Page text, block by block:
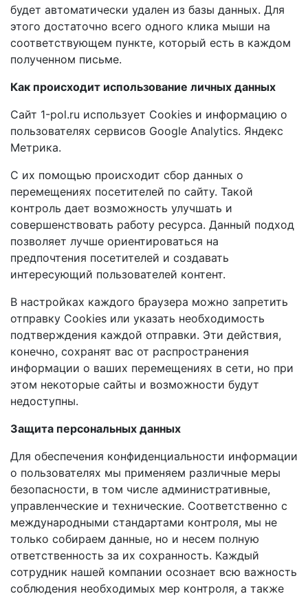
будет автоматически удален из базы данных. Для
этого достаточно всего одного клика мыши на
соответствующем пункте, который есть в каждом
полученном письме.
Как происходит использование личных данных
Сайт 1-pol.ru использует Cookies и информацию о
пользователях сервисов Google Analytics. Яндекс
Метрика.
С их помощью происходит сбор данных о
перемещениях посетителей по сайту. Такой
контроль дает возможность улучшать и
совершенствовать работу ресурса. Данный подход
позволяет лучше ориентироваться на
предпочтения посетителей и создавать
интересующий пользователей контент.
В настройках каждого браузера можно запретить
отправку Cookies или указать необходимость
подтверждения каждой отправки. Эти действия,
конечно, сохранят вас от распространения
информации о ваших перемещениях в сети, но при
этом некоторые сайты и возможности будут
недоступны.
Защита персональных данных
Для обеспечения конфиденциальности информации
о пользователях мы применяем различные меры
безопасности, в том числе административные,
управленческие и технические. Соответственно с
международными стандартами контроля, мы не
только собираем данные, но и несем полную
ответственность за их сохранность. Каждый
сотрудник нашей компании осознает всю важность
соблюдения необходимых мер контроля, а также